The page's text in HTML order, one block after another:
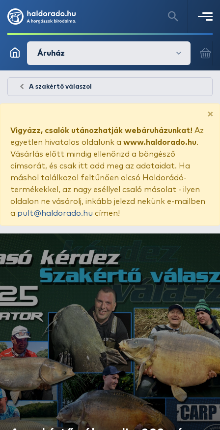
Áruház
A szakértő válaszol
×
Vigyázz, csalók utánozhatják webáruházunkat! Az
egyetlen hivatalos oldalunk a www.haldorado.hu.
Vásárlás előtt mindig ellenőrizd a böngésző
címsorát, és csak itt add meg az adataidat. Ha
máshol találkozol feltűnően olcsó Haldorádó-
termékekkel, az nagy eséllyel csaló másolat - ilyen
oldalon ne vásárolj, inkább jelezd nekünk e-mailben
a pult@haldorado.hu címen!